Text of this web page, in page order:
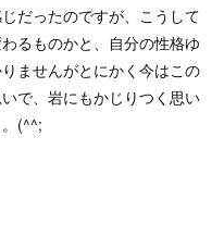
だったのですが、こうして
るものかと、自分の性格ゆ
ませんがとにかく今はこの
で、岩にもかじりつく思い
(^^;